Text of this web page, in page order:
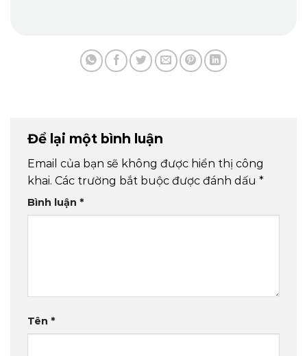
Để lại một bình luận
Email của bạn sẽ không được hiển thị công
khai. Các trường bắt buộc được đánh dấu *
Bình luận *
Tên *